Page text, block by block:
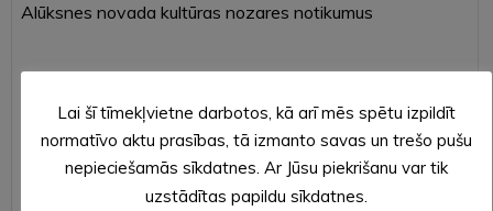
Alūksnes novada kultūras nozares notikumus
Patrīcijai Ozoliņai, vieglatlētei – par jaunā sportista
mērķtiecību
Lai šī tīmekļvietne darbotos, kā arī mēs spētu izpildīt
normatīvo aktu prasības, tā izmanto savas un trešo pušu
nepieciešamās sīkdatnes. Ar Jūsu piekrišanu var tik
uzstādītas papildu sīkdatnes.